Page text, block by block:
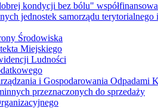
kondycji bez bólu"
jednostek samorządu
Środowiska
Miejskiego
Ludności
i Gospodarowania Odpadami
przeznaczonych do sprzedaży